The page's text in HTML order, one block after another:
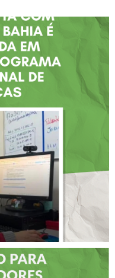
COM
É
EM
DE